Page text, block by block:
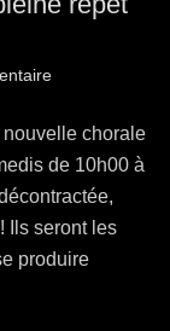
chorale
de 10h00 à
Ils seront les
produire